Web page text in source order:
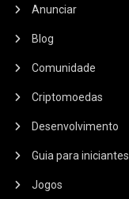
Anunciar
Blog
Comunidade
Criptomoedas
Desenvolvimento
Guia para iniciantes
Jogos